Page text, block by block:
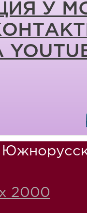
У
2000